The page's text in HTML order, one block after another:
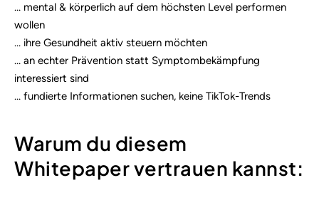
… mental & körperlich auf dem höchsten Level performen
wollen
… ihre Gesundheit aktiv steuern möchten
… an echter Prävention statt Symptombekämpfung
interessiert sind
… fundierte Informationen suchen, keine TikTok-Trends
Warum du diesem
Whitepaper vertrauen kannst: